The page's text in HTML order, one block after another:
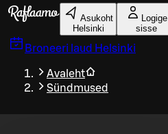
Liigu peamise sisu juurde
Asukoht
Helsinki
Logige
sisse
Broneeri laud Helsinki
Avaleht
Sündmused